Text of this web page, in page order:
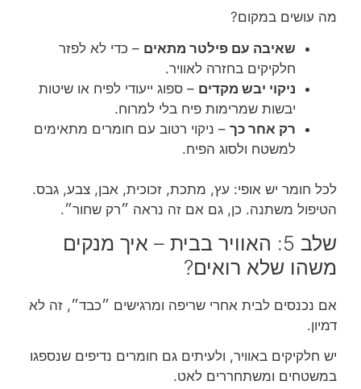
מה עושים במקום?
שאיבה עם פילטר מתאים – כדי לא לפזר
חלקיקים בחזרה לאוויר.
ניקוי יבש מקדים – ספוג ייעודי לפיח או שיטות
יבשות שמרימות פיח בלי למרוח.
רק אחר כך – ניקוי רטוב עם חומרים מתאימים
למשטח ולסוג הפיח.
לכל חומר יש אופי: עץ, מתכת, זכוכית, אבן, צבע, גבס.
הטיפול משתנה. כן, גם אם זה נראה ״רק שחור״.
שלב 5: האוויר בבית – איך מנקים
משהו שלא רואים?
אם נכנסים לבית אחרי שריפה ומרגישים ״כבד״, זה לא
דמיון.
יש חלקיקים באוויר, ולעיתים גם חומרים נדיפים שנספגו
במשטחים ומשתחררים לאט.